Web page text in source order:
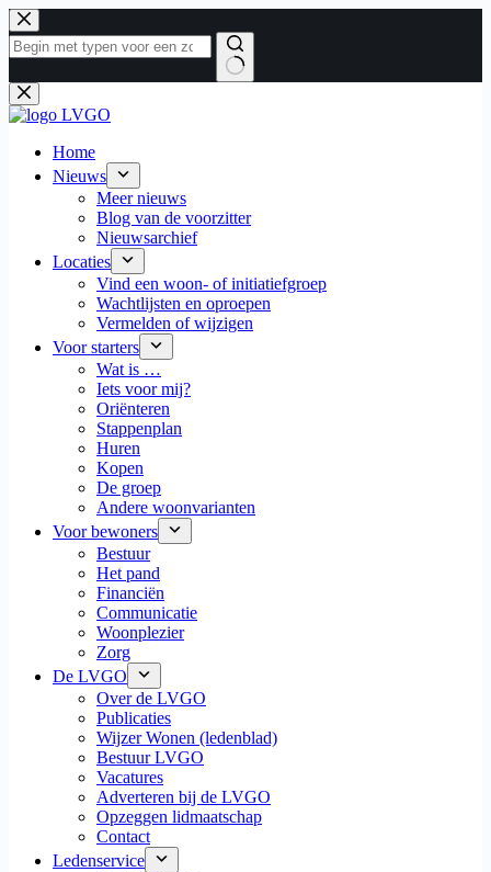
Ga
naar
de
Geen
resultaten
Home
Nieuws
Meer nieuws
Blog van de voorzitter
Nieuwsarchief
Locaties
Vind een woon- of initiatiefgroep
Wachtlijsten en oproepen
Vermelden of wijzigen
Voor starters
Wat is …
Iets voor mij?
Oriënteren
Stappenplan
Huren
Kopen
De groep
Andere woonvarianten
Voor bewoners
Bestuur
Het pand
Financiën
Communicatie
Woonplezier
Zorg
De LVGO
Over de LVGO
Publicaties
Wijzer Wonen (ledenblad)
Bestuur LVGO
Vacatures
Adverteren bij de LVGO
Opzeggen lidmaatschap
Contact
Ledenservice